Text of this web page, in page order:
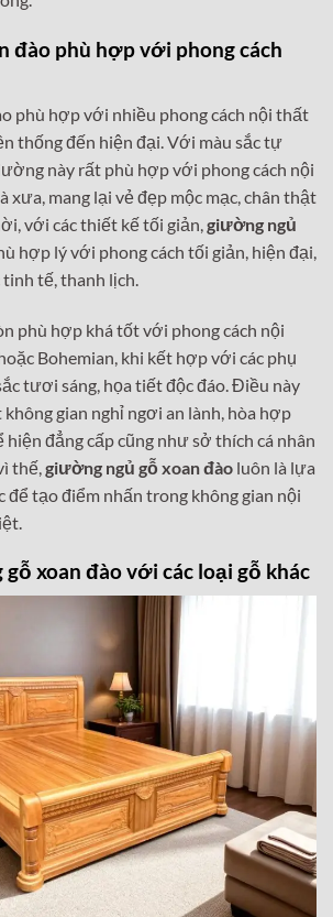
đào phù hợp với phong cách
phù hợp với nhiều phong cách nội thất
thống đến hiện đại. Với màu sắc tự
này rất phù hợp với phong cách nội
xưa, mang lại vẻ đẹp mộc mạc, chân thật
với các thiết kế tối giản, giường ngủ
hợp lý với phong cách tối giản, hiện đại,
tế, thanh lịch.
phù hợp khá tốt với phong cách nội
Bohemian, khi kết hợp với các phụ
tươi sáng, họa tiết độc đáo. Điều này
gian nghỉ ngơi an lành, hòa hợp
đẳng cấp cũng như sở thích cá nhân
thế, giường ngủ gỗ xoan đào luôn là lựa
để tạo điểm nhấn trong không gian nội
xoan đào với các loại gỗ khác